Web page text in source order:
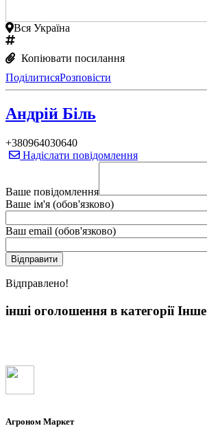
Вся Україна
Копіювати посилання
ПоділитисяРозповісти
Андрій Біль
+380964030640
Надіслати повідомлення
Ваше повідомлення
Ваше ім'я (обов'язково)
Ваш email (обов'язково)
Вiдправлено!
інші оголошення в категорії Інше
Агроном Маркет